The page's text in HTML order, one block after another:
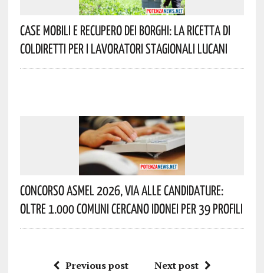
Case Mobili E Recupero Dei Borghi: La Ricetta Di
Coldiretti Per I Lavoratori Stagionali Lucani
Concorso Asmel 2026, Via Alle Candidature:
Oltre 1.000 Comuni Cercano Idonei Per 39 Profili
Previous post Next post